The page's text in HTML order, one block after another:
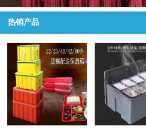
热销产品